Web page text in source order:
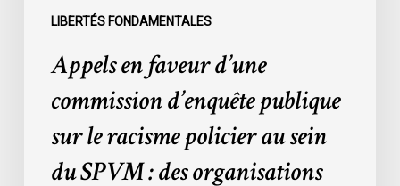
LIBERTÉS FONDAMENTALES
SPVM
organisations
Appels en faveur d’une
commission d’enquête publique
sur le racisme policier au sein
du SPVM : des organisations